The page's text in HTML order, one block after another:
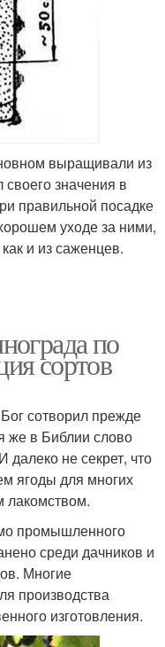
выращивали из
значения в
правильной посадке
уходе за ними,
и из саженцев.
по
сортов
сотворил прежде
же в Библии слово
далеко не секрет, что
ягоды для многих
промышленного
среди дачников и
Многие
производства
изготовления.